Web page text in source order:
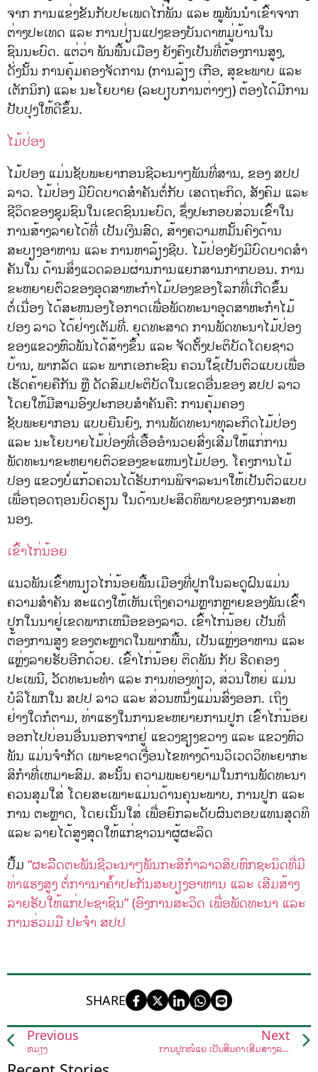
ຈາກ ການແຂ່ງຂັນກັບປະເພດໄກ່ພັນ ແລະ ໝູພັນນໍາເຂົ້າຈາກ
ຕ່າງປະເທດ ແລະ ການປ່ຽນແປງຂອງບັນດາຫມູ່ບ້ານໃນ
ຊົນນະບົດ. ແຕ່ວ່າ ພັນພື້ນເມືອງ ຍັງຄົງເປັນທີ່ຕ້ອງການສູງ,
ດັ່ງນັ້ນ ການຄຸ້ມຄອງຈັດການ (ການລ້ຽງ ເກືອ, ສຸຂະພາບ ແລະ
ເຕັກນິກ) ແລະ ນະໂຍບາຍ (ລະບຽບການຕ່າງໆ) ຕ້ອງໄດ້ມີການ
ປັບປຸງໃຫ້ດີຂຶ້ນ.
ໄມ້ປ່ອງ
ໄມ້ປອງ ແມ່ນຊັບພະຍາກອນຊີວະນາໆພັນທີ່ສານ, ຂອງ ສປປ
ລາວ. ໄມ້ປ່ອງ ມີບົດບາດສໍາຄັນຕໍ່ກັບ ເສດຖະກິດ, ສັງຄົມ ແລະ
ຊີວິດຂອງຊຸມຊົນໃນເຂດຊົນນະບົດ, ຊຶ່ງປະກອບສ່ວນເຂົ້າໃນ
ການສ້າງລາຍໄດ້ທີ່ ເປັນເງິນສົດ, ສ້າງຄວາມຫມັ້ນຄົງດ້ານ
ສະບຽງອາຫານ ແລະ ການຫາລ້ຽງຊີບ. ໄມ້ປ່ອງຍັງມີບົດບາດສໍາ
ຄັນໃນ ດ້ານສິ່ງແວດລອມຜ່ານການແຍກສານກາກບອນ. ການ
ຂະຫຍາຍຕົວຂອງອຸດສາຫະກໍາໄມ້ປອງຂອງໂລກທີ່ເກີດຂຶ້ນ
ຕໍ່ເນື່ອງ ໄດ້ສະຫນອງໂອກາດເພື່ອພັດທະນາອຸດສາຫະກໍາໄມ້
ປອງ ລາວ ໄດ້ຢ່າງເຕັມທີ່. ຍຸດທະສາດ ການພັດທະນາໄມ້ປ່ອງ
ຂອງແຂວງຫົວພັນໄດ້ສ້າງຂຶ້ນ ແລະ ຈັດຕັ້ງປະຕິບັດໂດຍຊາວ
ບ້ານ, ພາກລັດ ແລະ ພາກເອກະຊົນ ຄວນໃຊ້ເປັນຕົວແບບເພື່ອ
ເຮັດຄ້າຍຄືກັນ ຫຼື ດັດສົມປະຕິບັດໃນເຂດອື່ນຂອງ ສປປ ລາວ
ໂດຍໃຫ້ມີສາມອົງປະກອບສໍາຄັນຄື: ການຄຸ້ມຄອງ
ຊັບພະຍາກອນ ແບບຍືນຍົງ, ການພັດທະນາທຸລະກິດໄມ້ປ່ອງ
ແລະ ນະໂຍບາຍໄມ້ປ່ອງທີ່ເອື້ອອໍານວຍສົ່ງເສີມໃຫ້ແກ່ການ
ພັດທະນາຂະຫຍາຍຕົວຂອງຂະແຫນງໄມ້ປອງ. ໂຄງການໄມ້
ປອງ ແຂວງບໍ່ແກ້ວຄວນໄດ້ຮັບການພິຈາລະນາໃຫ້ເປັນຕົວແບບ
ເພື່ອຖອດຖອນບົດຮຽນ ໃນດ້ານປະສິດທິພາບຂອງການສະຫ
ນອງ.
ເຂົ້າໄກ່ນ້ອຍ
ແນວພັນເຂົ້າຫນຽວໄກ່ນ້ອຍພື້ນເມືອງທີ່ປູກໃນລະດູຝົນແມ່ນ
ຄວາມສໍາຄັນ ສະແດງໃຫ້ເຫັນເຖິງຄວາມຫຼາກຫຼາຍຂອງພັນເຂົ້າ
ປູກໃນນາຢູ່ເຂດພາກເຫນືອຂອງລາວ. ເຂົ້າໄກ່ນ້ອຍ ເປັນທີ່
ຕ້ອງການສູງ ຂອງຕະຫຼາດໃນພາກພື້ນ, ເປັນແຫຼ່ງອາຫານ ແລະ
ແຫຼ່ງລາຍຮັບອີກດ້ວຍ. ເຂົ້າໄກ່ນ້ອຍ ຕິດພັນ ກັບ ຮີດຄອງ
ປະເພນີ, ວັດທະນະທໍາ ແລະ ການທ່ອງທ່ຽວ, ສ່ວນໃຫຍ່ ແມ່ນ
ບໍລິໂພກໃນ ສປປ ລາວ ແລະ ສ່ວນຫນຶ່ງແມ່ນສົ່ງອອກ. ເຖິງ
ຢ່າງໃດກໍຕາມ, ທ່າແຮງໃນການຂະຫຍາຍການປູກ ເຂົ້າໄກ່ນ້ອຍ
ອອກໄປບ່ອນອື່ນນອກຈາກຢູ່ ແຂວງຊຽງຂວາງ ແລະ ແຂວງຫົວ
ພັນ ແມ່ນຈໍາກັດ ເພາະຂາດເງື່ອນໄຂທາງດ້ານວິເວດວິທະຍາກະ
ສິກໍາທີ່ເຫມາະສົມ. ສະນັ້ນ ຄວາມພະຍາຍາມໃນການພັດທະນາ
ຄວນສຸມໃສ່ ໂດຍສະເພາະແມ່ນດ້ານຄຸນະພາບ, ການປູກ ແລະ
ການ ຕະຫຼາດ, ໂດຍເນັ້ນໃສ່ ເພື່ອຍົກລະດັບຜົນຕອບແທນສຸດທິ
ແລະ ລາຍໄດ້ສູງສຸດໃຫ້ແກ່ຊາວນາຜູ້ຜະລິດ
ປຶ້ມ “ຜະລິີດຕະພັນຊີວະນາໆພັນກະສິກຳລາວສິບຫົກຊະນິດທີ່ມີ
ທ່າແຮງສູງ ຕໍ່ກາານາຄ້ຳປະກັນສະບຽງອາຫານ ແລະ ເສີມສ້າງ
ລາຍຮັບໃຫ້ແກ່ປະຊາຊົນ” (ອົງການສະວິດ ເພື່ອພັດທະນາ ແລະ
ການຮ່ວມມື ປະຈຳ ສປປ
SHARE
Previous
ຫມ້ຽງ
Next
ການປູກໜໍ່ແຍ້ ເປັນສິນຄ້າເສີມສ້າງລາຍໄດ້